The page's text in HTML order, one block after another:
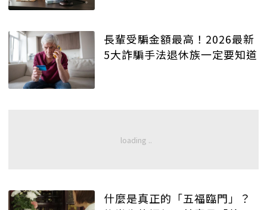
長輩受騙金額最高！2026最新
5大詐騙手法退休族一定要知道
什麼是真正的「五福臨門」？